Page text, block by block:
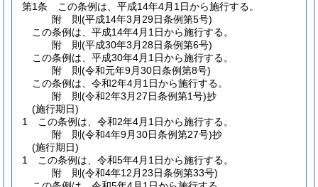
第1条
この条例は、平成14年4月1日から施行する。
附 則(平成14年3月29日条例第5号)
この条例は、平成14年4月1日から施行する。
附 則(平成30年3月28日条例第6号)
この条例は、平成30年4月1日から施行する。
附 則(令和元年9月30日条例第8号)
この条例は、令和2年4月1日から施行する。
附 則(令和2年3月27日条例第1号)抄
(施行期日)
1
この条例は、令和2年4月1日から施行する。
附 則(令和4年9月30日条例第27号)抄
(施行期日)
1
この条例は、令和5年4月1日から施行する。
附 則(令和4年12月23日条例第33号)